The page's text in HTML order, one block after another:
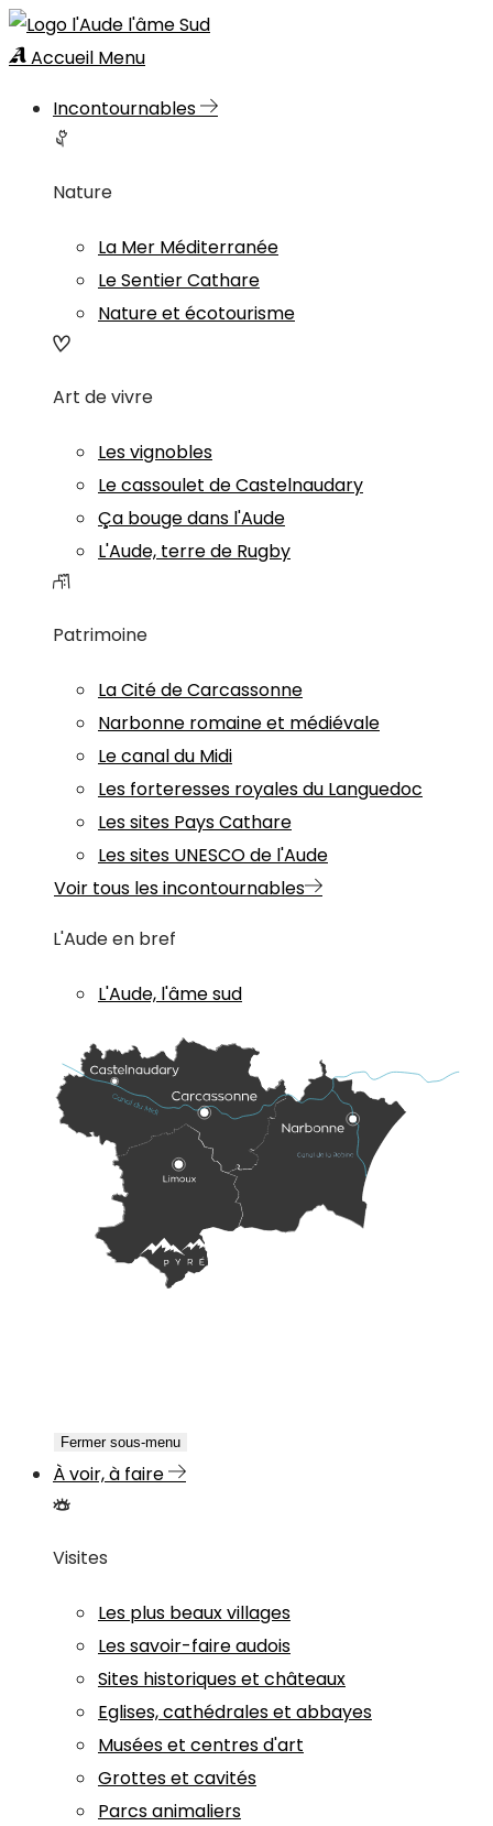
Accueil Menu
Incontournables
Nature
La Mer Méditerranée
Le Sentier Cathare
Nature et écotourisme
Art de vivre
Les vignobles
Le cassoulet de Castelnaudary
Ça bouge dans l'Aude
L'Aude, terre de Rugby
Patrimoine
La Cité de Carcassonne
Narbonne romaine et médiévale
Le canal du Midi
Les forteresses royales du Languedoc
Les sites Pays Cathare
Les sites UNESCO de l'Aude
Voir tous les incontournables
L'Aude en bref
L'Aude, l'âme sud
Fermer sous-menu
À voir, à faire
Visites
Les plus beaux villages
Les savoir-faire audois
Sites historiques et châteaux
Eglises, cathédrales et abbayes
Musées et centres d'art
Grottes et cavités
Parcs animaliers